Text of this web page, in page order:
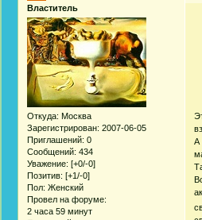
Властитель
Откуда: Москва
Зарегистрирован: 2007-06-05
Приглашений: 0
Сообщений: 434
Уважение: [+0/-0]
Позитив: [+1/-0]
Пол: Женский
Провел на форуме:
2 часа 59 минут
А